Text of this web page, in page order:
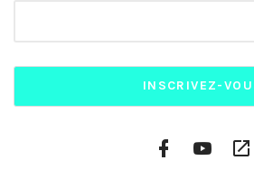
Facebook
Profile
YouTube
Channel